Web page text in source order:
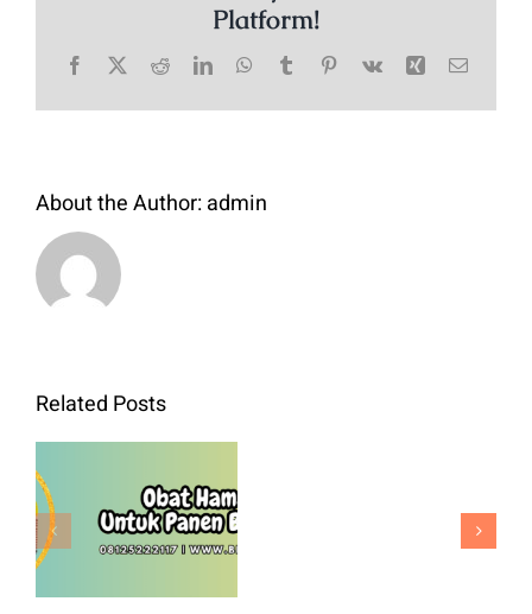
Platform!
Facebook
X RedditLinkedInWhatsApp
TumblrPinterest
Vk Xing Email
About the Author:admin
Related Posts
Obat Hama
Padi Untuk
Panen
Berkualitas